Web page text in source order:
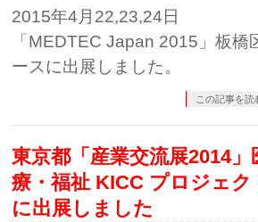
2015年4月22,23,24日
「MEDTEC Japan 2015」板橋
ースに出展しました。
この記事を読
東京都「産業交流展2014」
療・福祉 KICC プロジェク
に出展しました